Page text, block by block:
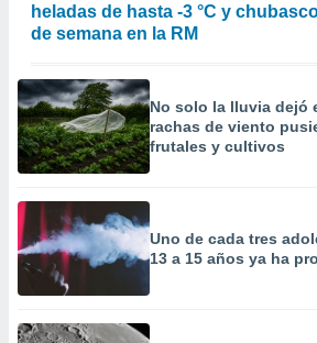
heladas de hasta -3 °C y
de semana en la RM
No solo la lluvia dejó
rachas de viento
frutales y cultivos
Uno de cada tres
13 a 15 años ya ha